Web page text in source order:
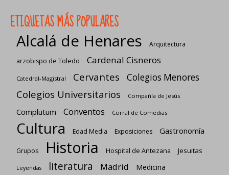
ETIQUETAS MÁS POPULARES
Alcalá de Henares
Arquitectura
arzobispo de Toledo
Cardenal Cisneros
Catedral-Magistral Cervantes Colegios Menores
Colegios Universitarios Compañía de Jesús
Complutum Conventos Corral de Comedias
Cultura Edad Media Exposiciones Gastronomía
Grupos Historia Hospital de Antezana Jesuitas
Leyendas literatura Madrid Medicina